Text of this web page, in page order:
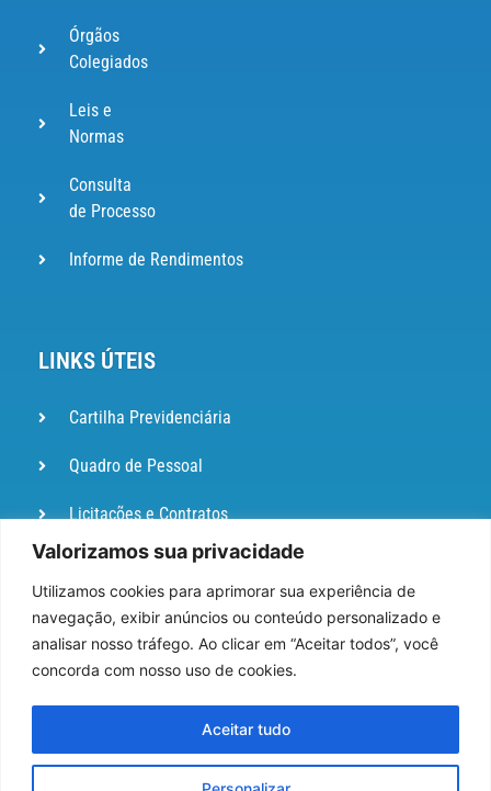
Valorizamos sua privacidade
Utilizamos cookies para aprimorar sua experiência de
navegação, exibir anúncios ou conteúdo personalizado e
analisar nosso tráfego. Ao clicar em “Aceitar todos”, você
concorda com nosso uso de cookies.
Aceitar tudo
Órgãos
Colegiados
Leis e
Normas
Consulta
de Processo
Informe de Rendimentos
LINKS ÚTEIS
Cartilha Previdenciária
Quadro de Pessoal
Licitações e Contratos
Portal de
Ouvidoria
DIÁRIO
OFICIAL
Pesquisa de Satisfação
Webmail